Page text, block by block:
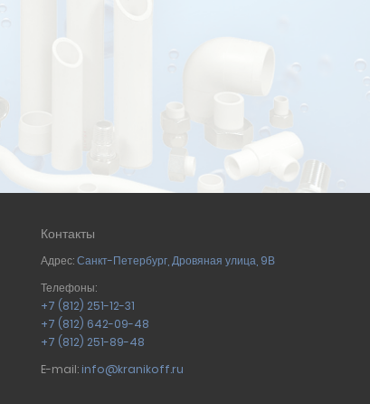
Контакты
Адрес:Санкт-Петербург, Дровяная улица, 9В
Телефоны:
+7 (812) 251-12-31
+7 (812) 642-09-48
+7 (812) 251-89-48
E-mail: info@kranikoff.ru